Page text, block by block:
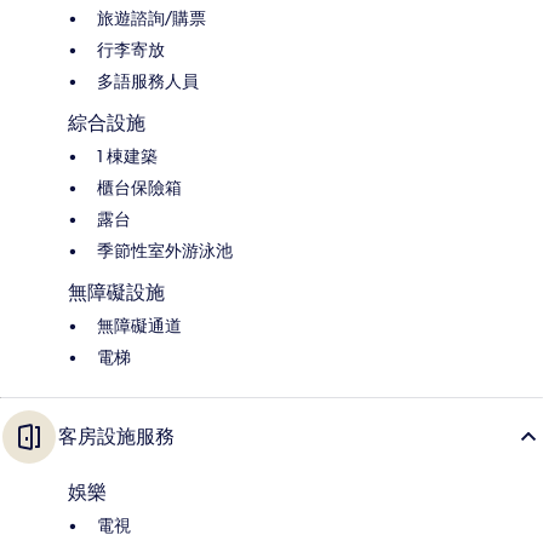
旅遊諮詢/購票
行李寄放
多語服務人員
綜合設施
1 棟建築
櫃台保險箱
露台
季節性室外游泳池
無障礙設施
無障礙通道
電梯
客房設施服務
娛樂
電視